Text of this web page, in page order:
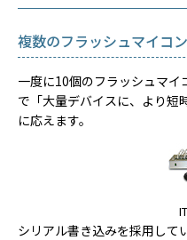
複数のフラッシュマイコ
一度に10個のフラッシュマ
で「大量デバイスに、より短
に応えます。
シリアル書き込みを採用して